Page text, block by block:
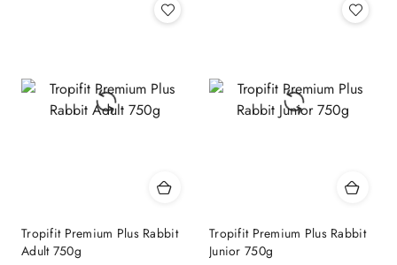
Tropifit Premium Plus Rabbit
Adult 750g
Tropifit Premium Plus Rabbit
Junior 750g